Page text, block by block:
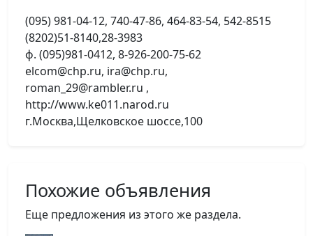
(095) 981-04-12, 740-47-86, 464-83-54, 542-8515
(8202)51-8140,28-3983
ф. (095)981-0412, 8-926-200-75-62
elcom@chp.ru, ira@chp.ru,
roman_29@rambler.ru ,
http://www.ke011.narod.ru
г.Москва,Щелковское шоссе,100
Похожие объявления
Еще предложения из этого же раздела.